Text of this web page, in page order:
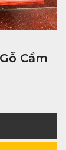
Cẩm